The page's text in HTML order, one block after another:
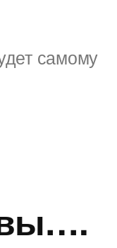
самому